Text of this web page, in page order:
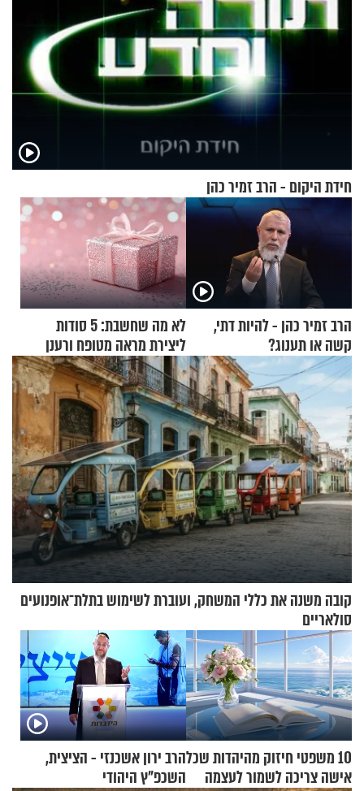
חידת היקום - הרב זמיר כהן
הרב זמיר כהן - להיות דתי,
קשה או תענוג?
לא מה שחשבת: 5 סודות
ליצירת מראה מטופח ורענן
קובה משנה את כללי המשחק, ועוברת לשימוש בתלת־אופנועים
סולאריים
10 משפטי חיזוק מהיהדות שכל
אישה צריכה לשמור לעצמה
הרב ירון אשכנזי - הציצית,
השכפ"ץ היהודי